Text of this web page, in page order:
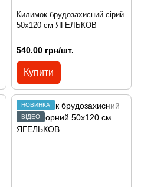
Килимок брудозахисний сірий
50х120 см ЯГЕЛЬКОВ
540.00 грн/шт.
Купити
НОВИНКА
ВІДЕО